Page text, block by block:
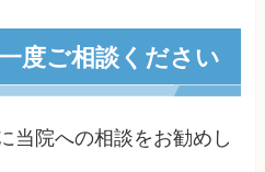
度ご相談ください
当院への相談をお勧めし